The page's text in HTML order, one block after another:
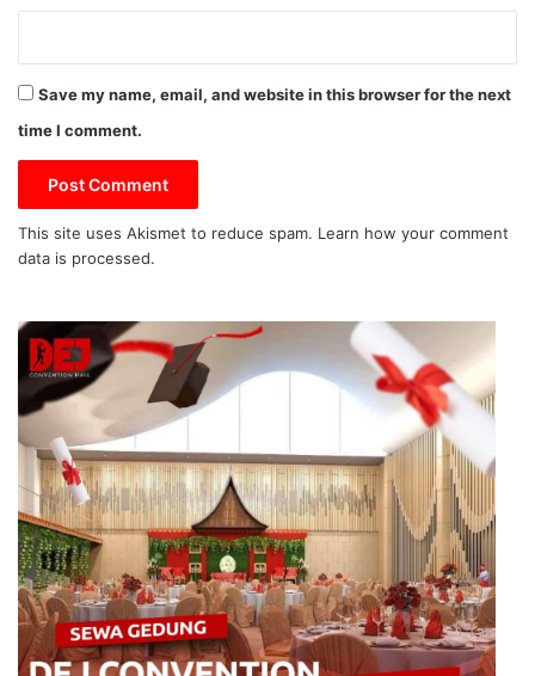
Save my name, email, and website in this browser for the next
time I comment.
This site uses Akismet to reduce spam. Learn how your comment
data is processed.